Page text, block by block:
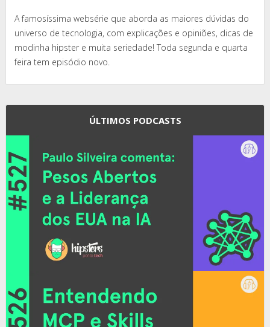
A famosíssima websérie que aborda as maiores dúvidas do
universo de tecnologia, com explicações e opiniões, dicas de
modinha hipster e muita seriedade! Toda segunda e quarta
feira tem episódio novo.
ÚLTIMOS PODCASTS